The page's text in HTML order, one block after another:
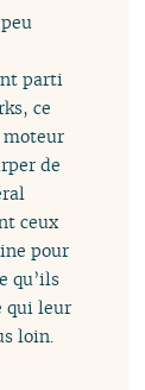
parti
ce
moteur
de
ceux
pour
qu’ils
qui leur
loin.